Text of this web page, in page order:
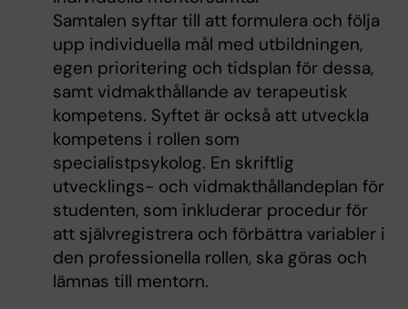
Samtalen syftar till att formulera och följa
upp individuella mål med utbildningen,
egen prioritering och tidsplan för dessa,
samt vidmakthållande av terapeutisk
kompetens. Syftet är också att utveckla
kompetens i rollen som
specialistpsykolog. En skriftlig
utvecklings- och vidmakthållandeplan för
studenten, som inkluderar procedur för
att självregistrera och förbättra variabler i
den professionella rollen, ska göras och
lämnas till mentorn.